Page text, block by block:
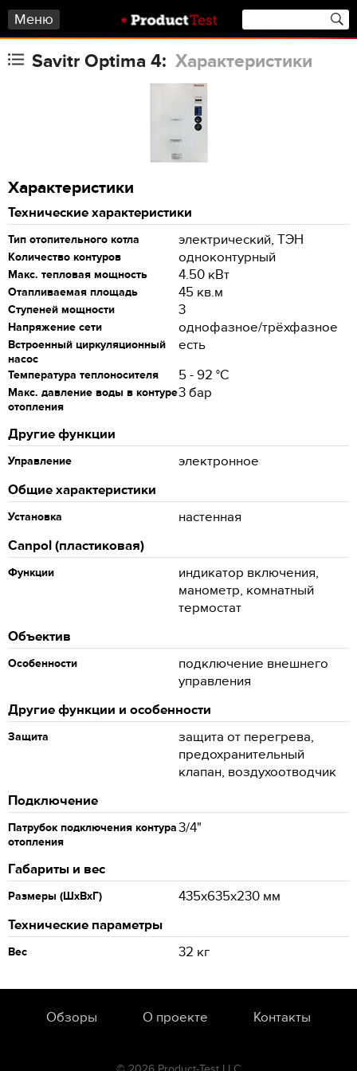
Меню
Savitr Optima 4: Характеристики
Характеристики
Технические характеристики
Тип отопительного котла электрический, ТЭН
Количество контуров одноконтурный
Макс. тепловая мощность 4.50 кВт
Отапливаемая площадь 45 кв.м
Ступеней мощности 3
Напряжение сети однофазное/трёхфазное
Встроенный циркуляционный
насос
есть
Температура теплоносителя 5 - 92 °С
Макс. давление воды в контуре
отопления
3 бар
Другие функции
Управление
электронное
Общие характеристики
Установка
настенная
Canpol (пластиковая)
Функции
индикатор включения,
манометр, комнатный
термостат
Объектив
Особенности
подключение внешнего
управления
Другие функции и особенности
Защита
защита от перегрева,
предохранительный
клапан, воздухоотводчик
Подключение
Патрубок подключения контура
отопления
3/4"
Габариты и вес
Размеры (ШхВхГ)
435x635x230 мм
Технические параметры
Вес 32 кг
Обзоры О проекте Контакты